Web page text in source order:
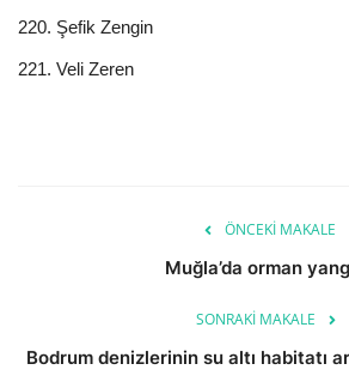
220. Şefik Zengin
221. Veli Zeren
ÖNCEKI MAKALE
Muğla’da orman
SONRAKI MAKALE
Bodrum denizlerinin su altı habitatı